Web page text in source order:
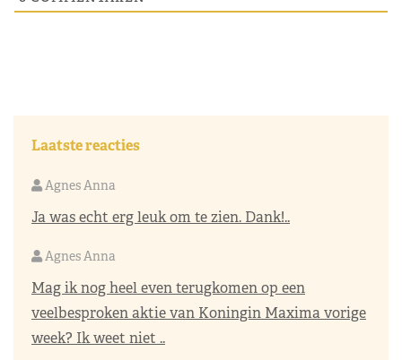
Laatste reacties
Agnes Anna
Ja was echt erg leuk om te zien. Dank!..
Agnes Anna
Mag ik nog heel even terugkomen op een
veelbesproken aktie van Koningin Maxima vorige
week? Ik weet niet ..